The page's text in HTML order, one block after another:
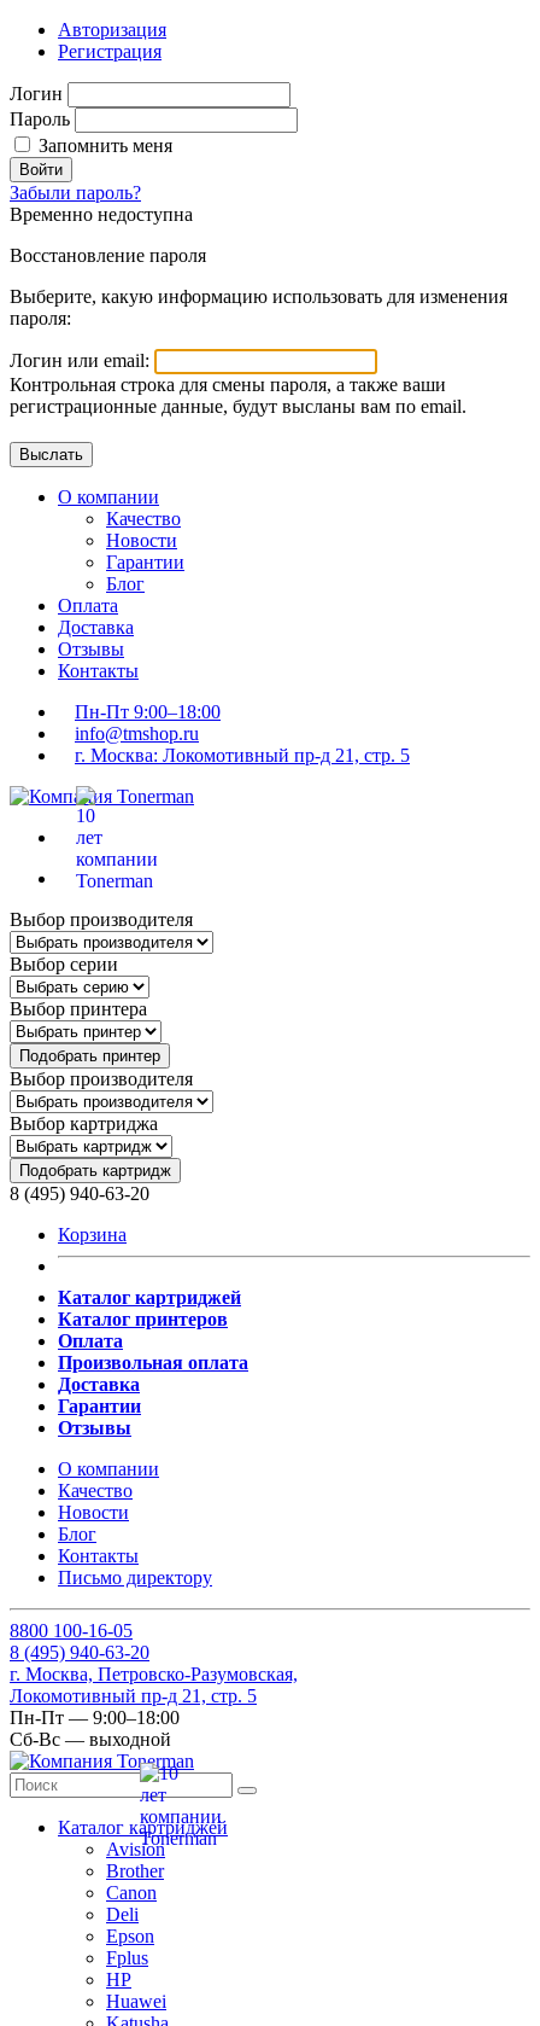
Авторизация
Регистрация
Логин
Пароль
Запомнить меня
Войти
Забыли пароль?
Временно недоступна
Восстановление пароля
Выберите, какую информацию использовать для изменения
пароля:
Логин или email:
Контрольная строка для смены пароля, а также ваши
регистрационные данные, будут высланы вам по email.
О компании
Качество
Новости
Гарантии
Блог
Оплата
Доставка
Отзывы
Контакты
Пн-Пт 9:00–18:00
info@tmshop.ru
г. Москва: Локомотивный пр-д 21, стр. 5
Выбор производителя
Выбор серии
Выбор принтера
Подобрать принтер
Выбор производителя
Выбор картриджа
Подобрать картридж
8 (495) 940-63-20
Корзина
Каталог картриджей
Каталог принтеров
Оплата
Произвольная оплата
Доставка
Гарантии
Отзывы
О компании
Качество
Новости
Блог
Контакты
Письмо директору
8800 100-16-05
8 (495) 940-63-20
г. Москва, Петровско-Разумовская,
Локомотивный пр-д 21, стр. 5
Пн-Пт — 9:00–18:00
Сб-Вс — выходной
Каталог картриджей
Avision
Brother
Canon
Deli
Epson
Fplus
HP
Huawei